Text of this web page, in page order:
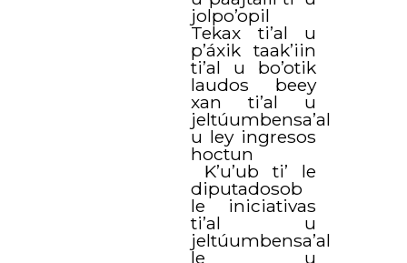
jolpo’opil
Tekax ti’al u
p’áxik taak’iin
ti’al u bo’otik
laudos beey
xan ti’al u
jeltúumbensa’al
u ley ingresos
hoctun
K’u’ub ti’ le
diputadosob
le iniciativas
ti’al u
jeltúumbensa’al
le u